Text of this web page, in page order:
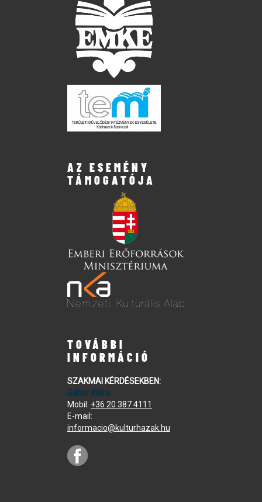
AZ ESEMÉNY
TÁMOGATÓJA
TOVÁBBI
INFORMÁCIÓ
SZAKMAI KÉRDÉSEKBEN:
Gábor Klára
Mobil: +36 20 387 4111
E-mail:
informacio@kulturhazak.hu